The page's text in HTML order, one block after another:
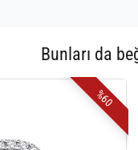
Bunları da
%60